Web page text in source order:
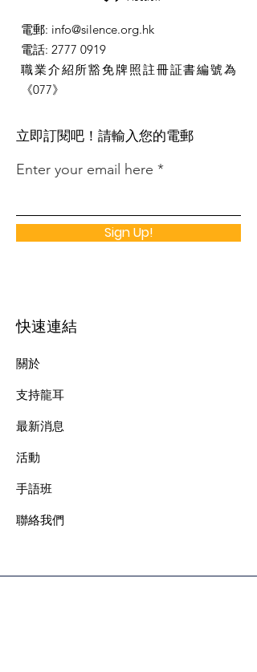
電郵: info@silence.org.hk
電話: 2777 0919
職業介紹所豁免牌照註冊証書編號為
《077》
​立即訂閱吧！請輸入您的電郵
Enter your email here
Sign Up!
快速連結
關於
支持龍耳
最新消息
​活動
手語班
​聯絡我們